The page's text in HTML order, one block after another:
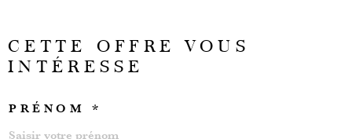
CETTE OFFRE
VOUS
INTÉRESSE
PRÉNOM *